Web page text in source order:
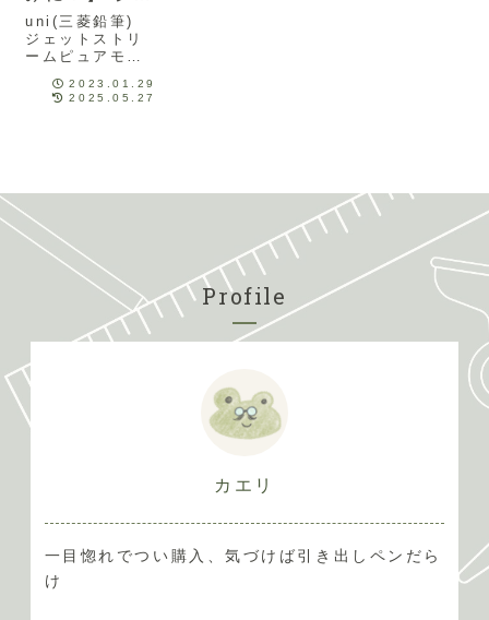
ットストリー
ム ピュアモル
ト4＆1をレビ
ュー
uni(三菱鉛筆)
ジェットストリ
ームピュアモル
ーしてみまし
た。オーク材が
愛着が湧きま
す。通常のジェ
ットストリーム4
＆1の経年劣化し
てしまうゴム製
グリップよりオ
シャレでメリッ
トしかない！
2023.01.29
2025.05.27
Profile
カエリ
一目惚れでつい購入、気づけば引き出しペンだら
け